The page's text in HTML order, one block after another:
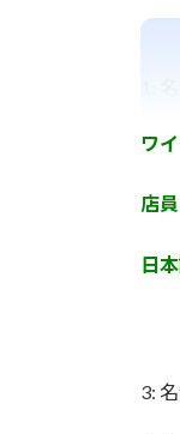
ワ
店員
日
3: